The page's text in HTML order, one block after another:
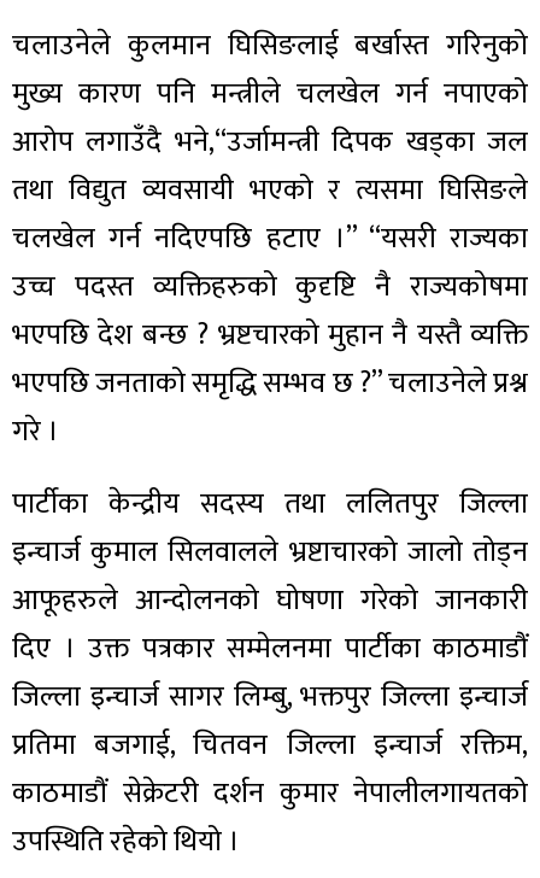
चलाउनेले कुलमान घिसिङलाई बर्खास्त गरिनुको
मुख्य कारण पनि मन्त्रीले चलखेल गर्न नपाएको
आरोप लगाउँदै भने,“उर्जामन्त्री दिपक खड्का जल
तथा विद्युत व्यवसायी भएको र त्यसमा घिसिङले
चलखेल गर्न नदिएपछि हटाए ।” “यसरी राज्यका
उच्च पदस्त व्यक्तिहरुको कुदृष्टि नै राज्यकोषमा
भएपछि देश बन्छ ? भ्रष्टचारको मुहान नै यस्तै व्यक्ति
भएपछि जनताको समृद्धि सम्भव छ ?” चलाउनेले प्रश्न
गरे ।
पार्टीका केन्द्रीय सदस्य तथा ललितपुर जिल्ला
इन्चार्ज कुमाल सिलवालले भ्रष्टाचारको जालो तोड्न
आफूहरुले आन्दोलनको घोषणा गरेको जानकारी
दिए । उक्त पत्रकार सम्मेलनमा पार्टीका काठमाडौं
जिल्ला इन्चार्ज सागर लिम्बु, भक्तपुर जिल्ला इन्चार्ज
प्रतिमा बजगाई, चितवन जिल्ला इन्चार्ज रक्तिम,
काठमाडौं सेक्रेटरी दर्शन कुमार नेपालीलगायतको
उपस्थिति रहेको थियो ।